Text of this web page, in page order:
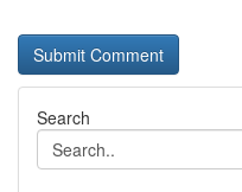
Search